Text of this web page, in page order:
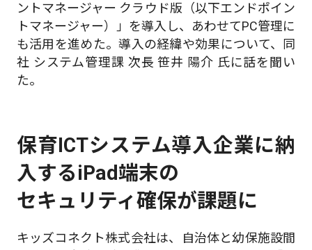
ントマネージャー クラウド版（以下エンドポイン
トマネージャー）」を導入し、あわせてPC管理に
も活用を進めた。導入の経緯や効果について、同
社 システム管理課 次長 笹井 陽介 氏に話を聞い
た。
保育ICTシステム導入企業に納
入するiPad端末の
セキュリティ確保が課題に
キッズコネクト株式会社は、自治体と幼保施設間